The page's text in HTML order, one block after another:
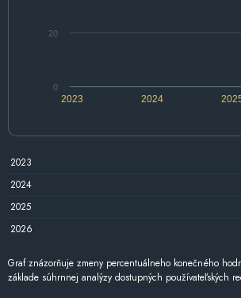
2024
2023
0
20
2023
2024
2025
2026
Graf znázorňuje zmeny percentuálneho konečného
základe súhrnnej analýzy dostupných používateľských